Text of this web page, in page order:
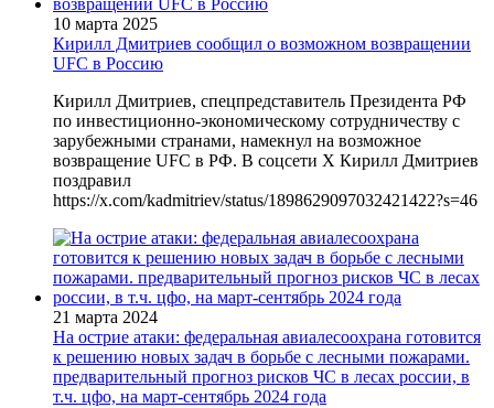
10 марта 2025
Кирилл Дмитриев сообщил о возможном возвращении
UFC в Россию
Кирилл Дмитриев, спецпредставитель Президента РФ
по инвестиционно-экономическому сотрудничеству с
зарубежными странами, намекнул на возможное
возвращение UFC в РФ. В соцсети Х Кирилл Дмитриев
поздравил
https://x.com/kadmitriev/status/1898629097032421422?s=46
21 марта 2024
На острие атаки: федеральная авиалесоохрана готовится
к решению новых задач в борьбе с лесными пожарами.
предварительный прогноз рисков ЧС в лесах россии, в
т.ч. цфо, на март-сентябрь 2024 года